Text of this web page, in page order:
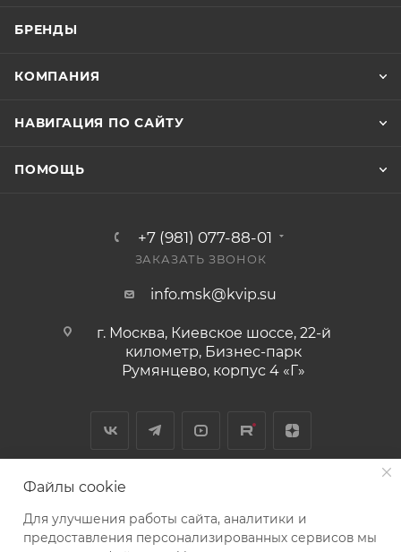
БРЕНДЫ
КОМПАНИЯ
НАВИГАЦИЯ ПО САЙТУ
ПОМОЩЬ
+7 (981) 077-88-01
ЗАКАЗАТЬ ЗВОНОК
info.msk@kvip.su
г. Москва, Киевское шоссе, 22-й
километр, Бизнес-парк
Румянцево, корпус 4 «Г»
2026 © КВиП: Короли воды и пара
Файлы cookie
Для улучшения работы сайта, аналитики и
предоставления персонализированных сервисов мы